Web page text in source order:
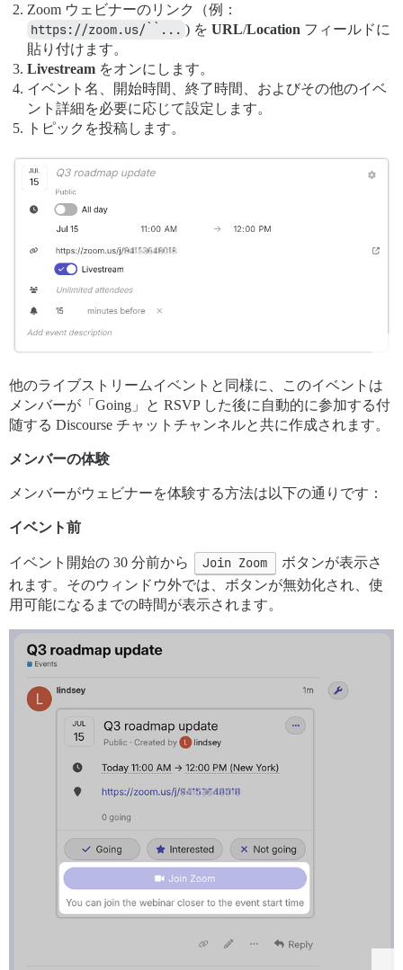
Zoom ウェビナーのリンク（例：
https://zoom.us/``... ) を URL/Location フィールドに
貼り付けます。
Livestream をオンにします。
イベント名、開始時間、終了時間、およびその他のイベ
ント詳細を必要に応じて設定します。
トピックを投稿します。
他のライブストリームイベントと同様に、このイベントは
メンバーが「Going」と RSVP した後に自動的に参加する付
随する Discourse チャットチャンネルと共に作成されます。
メンバーの体験
メンバーがウェビナーを体験する方法は以下の通りです：
イベント前
イベント開始の 30 分前から Join Zoom
ボタンが表示さ
れます。そのウィンドウ外では、ボタンが無効化され、使
用可能になるまでの時間が表示されます。